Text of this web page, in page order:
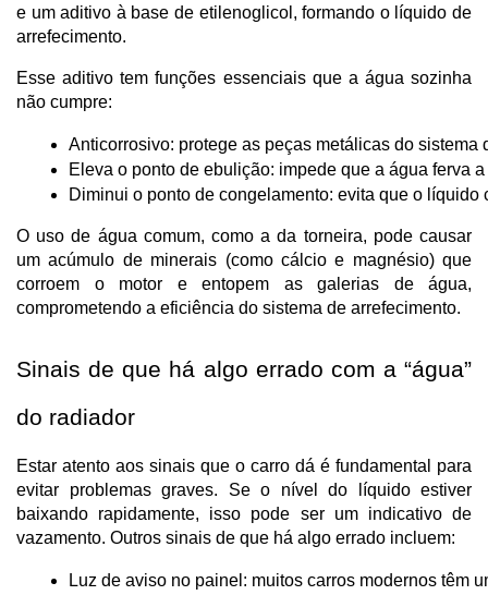
e um aditivo à base de etilenoglicol, formando o líquido de
arrefecimento.
Esse aditivo tem funções essenciais que a água sozinha
não cumpre:
Anticorrosivo: protege as peças metálicas do
Eleva o ponto de ebulição: impede que a água ferva
Diminui o ponto de congelamento: evita que o
O uso de água comum, como a da torneira, pode causar
um acúmulo de minerais (como cálcio e magnésio) que
corroem o motor e entopem as galerias de água,
comprometendo a eficiência do sistema de arrefecimento.
Sinais de que há algo errado com a “água”
do radiador
Estar atento aos sinais que o carro dá é fundamental para
evitar problemas graves. Se o nível do líquido estiver
baixando rapidamente, isso pode ser um indicativo de
vazamento. Outros sinais de que há algo errado incluem:
Luz de aviso no painel: muitos carros modernos têm